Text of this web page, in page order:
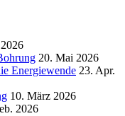
20. Mai 2026
Energiewende 23. Apr.
10. März 2026
2026